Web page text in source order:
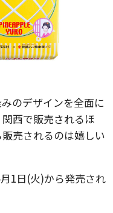
のデザインを全面に
西で販売されるほ
売されるのは嬉しい
1日(火)から発売され